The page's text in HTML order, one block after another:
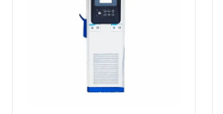
Bir İndirim İste